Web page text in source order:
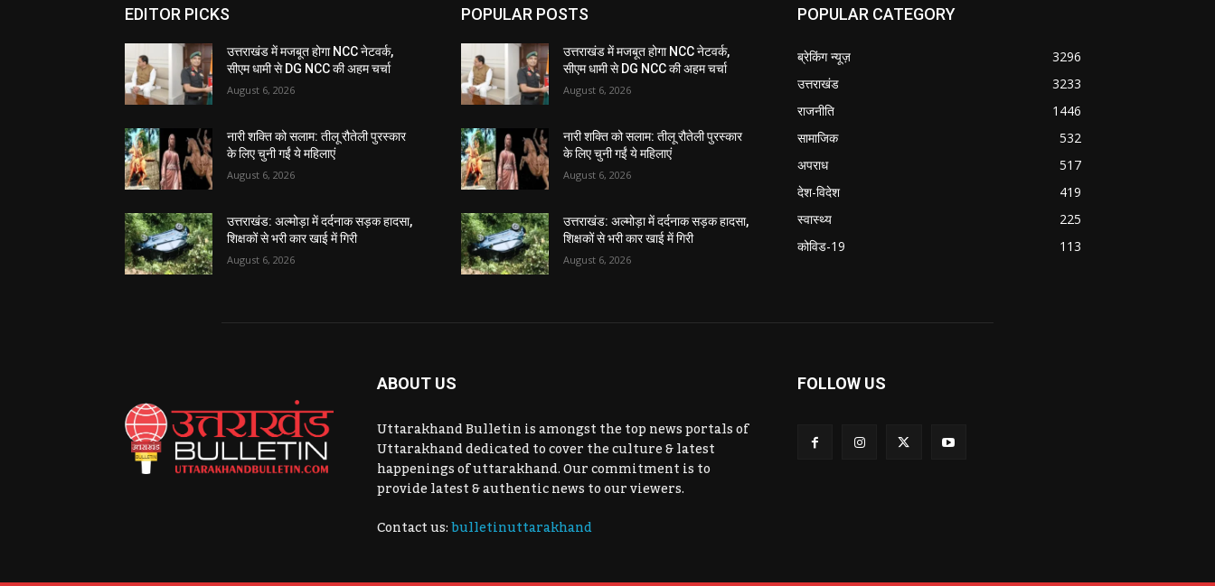
EDITOR PICKS
उत्तराखंड में मजबूत होगा NCC नेटवर्क,
सीएम धामी से DG NCC की अहम चर्चा
August 6, 2026
नारी शक्ति को सलाम: तीलू रौतेली पुरस्कार
के लिए चुनी गईं ये महिलाएं
August 6, 2026
उत्तराखंड: अल्मोड़ा में दर्दनाक सड़क हादसा,
शिक्षकों से भरी कार खाई में गिरी
August 6, 2026
POPULAR POSTS
उत्तराखंड में मजबूत होगा NCC नेटवर्क,
सीएम धामी से DG NCC की अहम चर्चा
August 6, 2026
नारी शक्ति को सलाम: तीलू रौतेली पुरस्कार
के लिए चुनी गईं ये महिलाएं
August 6, 2026
उत्तराखंड: अल्मोड़ा में दर्दनाक सड़क हादसा,
शिक्षकों से भरी कार खाई में गिरी
August 6, 2026
POPULAR CATEGORY
ब्रेकिंग न्यूज़
3296
उत्तराखंड
3233
राजनीति
1446
सामाजिक
532
अपराध
517
देश-विदेश
419
स्वास्थ्य
225
कोविड-19
113
ABOUT US
Uttarakhand Bulletin is amongst the top news portals of
Uttarakhand dedicated to cover the culture & latest
happenings of uttarakhand. Our commitment is to
provide latest & authentic news to our viewers.
Contact us:bulletinuttarakhand
FOLLOW US